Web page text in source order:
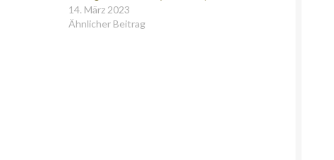
14. März 2023
Ähnlicher Beitrag